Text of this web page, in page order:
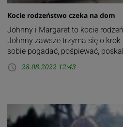
Kocie rodzeństwo czeka na dom
Johnny i Margaret to kocie
Johnny zawsze trzyma się o
sobie pogadać, pośpiewać,
access_time 28.08.2022 12:43